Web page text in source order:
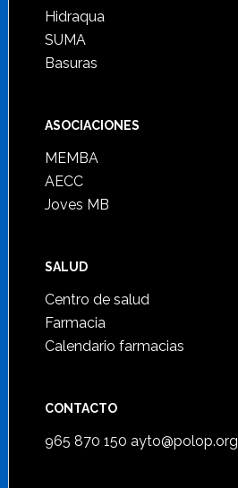
Hidraqua
SUMA
Basuras
ASOCIACIONES
MEMBA
AECC
Joves MB
SALUD
Centro de salud
Farmacia
Calendario farmacias
CONTACTO
965 870 150 ayto@polop.org